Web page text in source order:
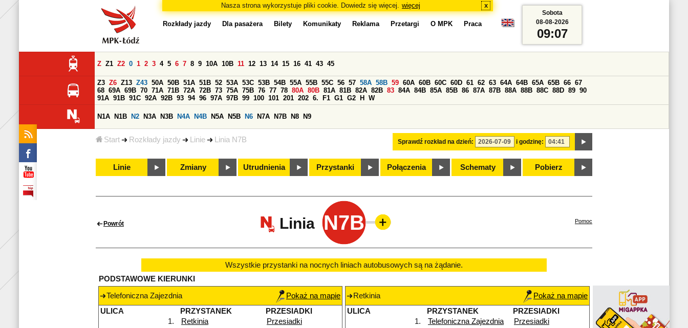
Nasza strona wykorzystuje pliki cookie. Dowiedz się więcej. więcej x
Start Rozkłady jazdy Linie Linia N7B
Rozkłady jazdy Dla pasażera Bilety Komunikaty Reklama Przetargi O MPK Praca
Sprawdź rozkład na dzień: i godzinę:
Z Z1 Z2 0 1 2 3 4 5 6 7 8 9 10A 10B 11 12 13 14 15 16 41 43 45
Z3 Z6 Z13 Z43 50A 50B 51A 51B 52 53A 53C 53B 54B 55A 55B 55C 56 57 58A 58B 59 60A 60B 60C 60D 61 62 63 64A 64B 65A 65B 66 67
68 69A 69B 70 71A 71B 72A 72B 73 75A 75B 76 77 78 80A 80B 81A 81B 82A 82B 83 84A 84B 85A 85B 86 87A 87B 88A 88B 88C 88D 89 90
91A 91B 91C 92A 92B 93 94 96 97A 97B 99 100 101 201 202 6. F1 G1 G2 H W
N1A N1B N2 N3A N3B N4A N4B N5A N5B N6 N7A N7B N8 N9
Linie Zmiany Utrudnienia Przystanki Połączenia Schematy Pobierz
Sobota
08-08-2026
09:07
Powrót Linia N7B Pomoc
Wszystkie przystanki na nocnych liniach autobusowych są na żądanie.
PODSTAWOWE KIERUNKI
Telefoniczna Zajezdnia
Pokaż na mapie
ULICA
PRZYSTANEK
PRZESIADKI
1.
Retkinia
Przesiadki
Retkinia
Pokaż na mapie
ULICA
PRZYSTANEK
PRZESIADKI
1.
Telefoniczna Zajezdnia
Przesiadki